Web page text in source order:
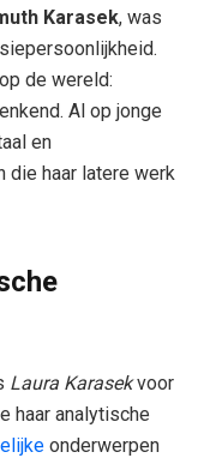
Karasek, was
de wereld:
Al op jonge
en
die haar latere werk
Laura Karasekvoor
haar analytische
onderwerpen